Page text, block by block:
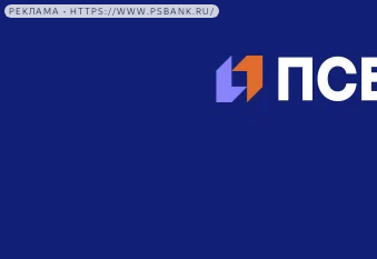
РЕКЛАМА • HTTPS://WWW.PSBANK.RU/